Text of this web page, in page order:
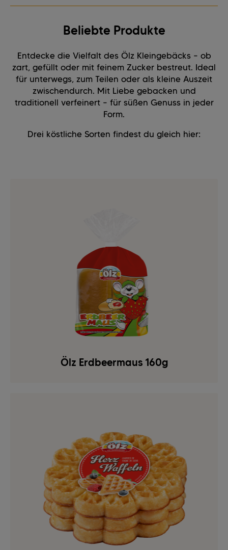
Beliebte Produkte
Entdecke die Vielfalt des Ölz Kleingebäcks – ob
zart, gefüllt oder mit feinem Zucker bestreut. Ideal
für unterwegs, zum Teilen oder als kleine Auszeit
zwischendurch. Mit Liebe gebacken und
traditionell verfeinert – für süßen Genuss in jeder
Form.
Drei köstliche Sorten findest du gleich hier:
Ölz Erdbeermaus 160g